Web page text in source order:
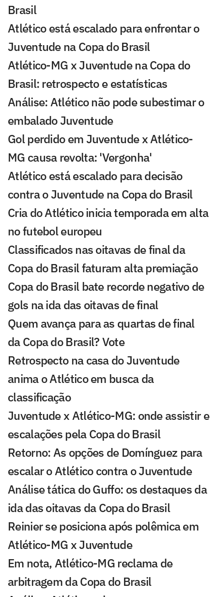
Brasil
Atlético está escalado para enfrentar o
Juventude na Copa do Brasil
Atlético-MG x Juventude na Copa do
Brasil: retrospecto e estatísticas
Análise: Atlético não pode subestimar o
embalado Juventude
Gol perdido em Juventude x Atlético-
MG causa revolta: 'Vergonha'
Atlético está escalado para decisão
contra o Juventude na Copa do Brasil
Cria do Atlético inicia temporada em alta
no futebol europeu
Classificados nas oitavas de final da
Copa do Brasil faturam alta premiação
Copa do Brasil bate recorde negativo de
gols na ida das oitavas de final
Quem avança para as quartas de final
da Copa do Brasil? Vote
Retrospecto na casa do Juventude
anima o Atlético em busca da
classificação
Juventude x Atlético-MG: onde assistir e
escalações pela Copa do Brasil
Retorno: As opções de Domínguez para
escalar o Atlético contra o Juventude
Análise tática do Guffo: os destaques da
ida das oitavas da Copa do Brasil
Reinier se posiciona após polêmica em
Atlético-MG x Juventude
Em nota, Atlético-MG reclama de
arbitragem da Copa do Brasil